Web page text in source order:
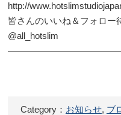
http://
皆さんのいいね＆フォロー
@all_hotslim
Category： お知らせ, ブ